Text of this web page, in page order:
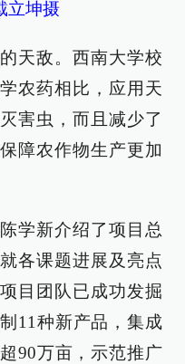
立坤摄
天敌。西南大学校
农药相比，应用天
害虫，而且减少了
障农作物生产更加
学新介绍了项目总
各课题进展及亮点
目团队已成功发掘
11种新产品，集成
90万亩，示范推广